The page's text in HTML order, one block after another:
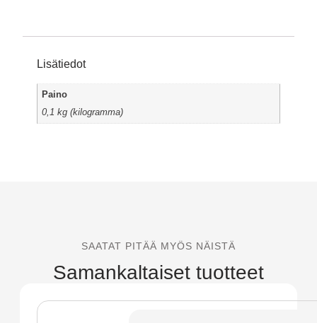
Lisätiedot
Paino
0,1 kg (kilogramma)
SAATAT PITÄÄ MYÖS NÄISTÄ
Samankaltaiset tuotteet